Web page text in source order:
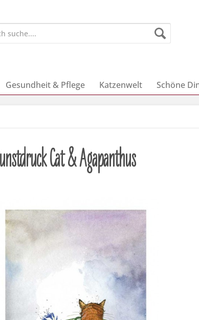
Gesundheit & Pflege Katzenwelt Schöne
Cat & Agapanthus